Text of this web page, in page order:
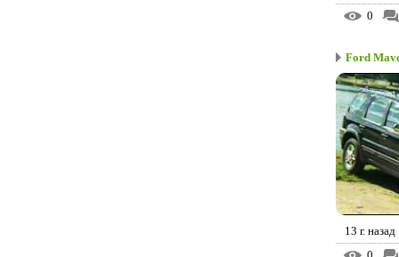
0
Ford
13 г. назад